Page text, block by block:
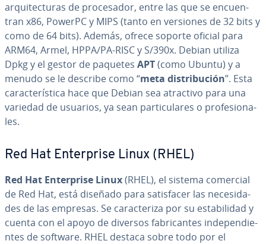
ar­qui­te­c­tu­ras de pro­ce­sa­dor, entre las que se en­cue­n­
tran x86, PowerPC y MIPS (tanto en versiones de 32 bits y
como de 64 bits). Además, ofrece soporte oficial para
ARM64, Armel, HPPA/PA-RISC y S/390x. Debian utiliza
Dpkg y el gestor de paquetes APT(como Ubuntu) y a
menudo se le describe como “meta di­s­tri­bu­ción”. Esta
ca­ra­c­te­rí­s­ti­ca hace que Debian sea atractivo para una
variedad de usuarios, ya sean pa­r­ti­cu­la­res o pro­fe­sio­na­
les.
Red Hat En­te­r­pri­se Linux (RHEL)
Red Hat En­te­r­pri­se Linux(RHEL), el sistema comercial
de Red Hat, está diseñado para sa­ti­s­fa­cer las ne­ce­si­da­
des de las empresas. Se ca­ra­c­te­ri­za por su es­ta­bi­li­dad y
cuenta con el apoyo de diversos fa­bri­ca­n­tes in­de­pe­n­die­
n­tes de software. RHEL destaca sobre todo por el